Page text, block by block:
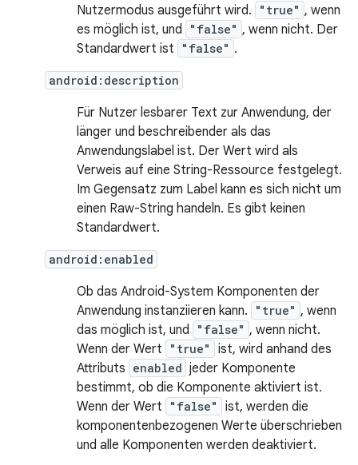
Nutzermodus ausgeführt wird.
"true" , wenn
es möglich ist, und
"false" , wenn nicht. Der
Standardwert ist
"false" .
android:description
Für Nutzer lesbarer Text zur Anwendung, der
länger und beschreibender als das
Anwendungslabel ist. Der Wert wird als
Verweis auf eine String-Ressource festgelegt.
Im Gegensatz zum Label kann es sich nicht um
einen Raw-String handeln. Es gibt keinen
Standardwert.
android:enabled
Ob das Android-System Komponenten der
Anwendung instanziieren kann.
"true" , wenn
das möglich ist, und
"false" , wenn nicht.
Wenn der Wert
"true"
ist, wird anhand des
Attributs enabled jeder Komponente
bestimmt, ob die Komponente aktiviert ist.
Wenn der Wert
"false"
ist, werden die
komponentenbezogenen Werte überschrieben
und alle Komponenten werden deaktiviert.